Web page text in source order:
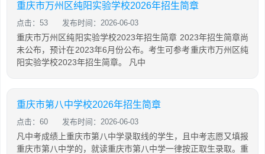
重庆市万州区纯阳实验学校2026年招生简章
点击：53 发布时间：2026-06-03
重庆市万州区纯阳实验学校2023年招生简章 2023年招生简章尚
未公布，预计在2023年6月份公布。考生可参考重庆市万州区纯
阳实验学校2023年招生简章。 凡中
重庆市第八中学校2026年招生简章
点击：60 发布时间：2026-06-03
凡中考成绩上重庆市第八中学录取线的学生，且中考志愿又填报
重庆市第八中学的，就读重庆市第八中学一律按正取生录取。重